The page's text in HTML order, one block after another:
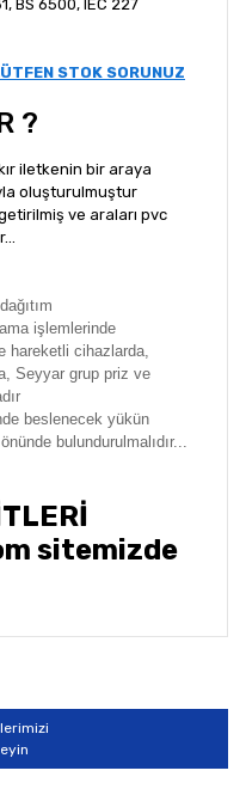
BS 6500, IEC 227
STOK SORUNUZ
?
iletkenin bir araya
oluşturulmuştur
ve araları pvc
işlemlerinde
hareketli cihazlarda,
Seyyar grup priz ve
beslenecek yükün
bulundurulmalıdır...
sitemizde
açıklamalarında ve
ederiz.
görüntülenemiyor.